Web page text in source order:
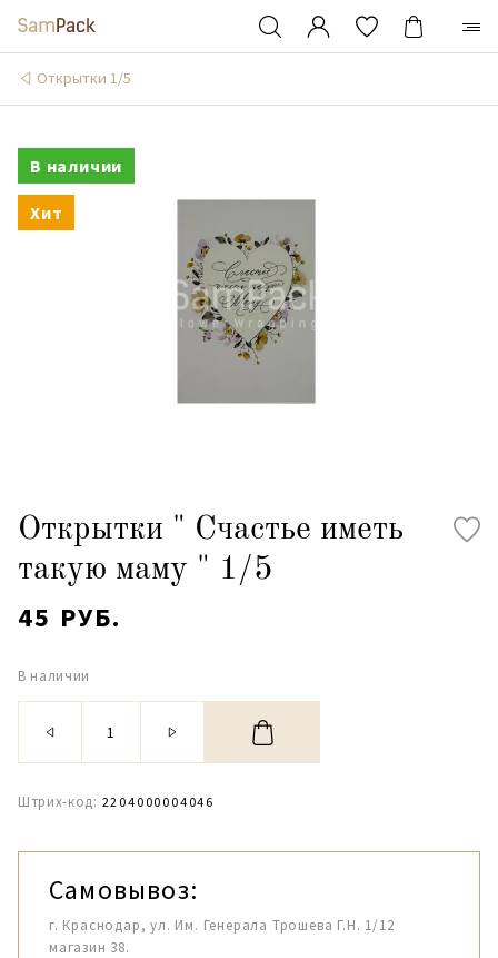
Открытки 1/5
В наличии
Хит
Открытки " Счастье иметь
такую маму " 1/5
45 РУБ.
В наличии
Штрих-код: 2204000004046
Самовывоз:
г. Краснодар, ул. Им. Генерала Трошева Г.Н. 1/12
магазин 38.